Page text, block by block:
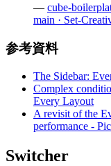
— cube-
main · Set-
参考資料
The Sidebar:
Complex
Every Layout
A revisit of the
performance -
Switcher